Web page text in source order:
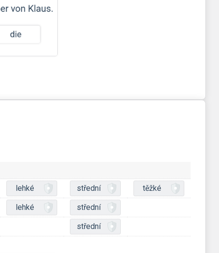
lehké střední těžké
lehké střední
střední